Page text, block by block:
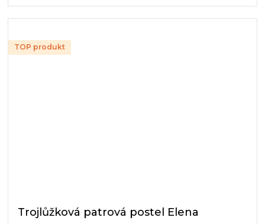
TOP produkt
Trojlůžková patrová postel Elena